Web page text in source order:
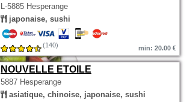
L-5885 Hesperange
japonaise, sushi
(140) min: 20.00 €
NOUVELLE ETOILE
5887 Hesperange
asiatique, chinoise, japonaise, sushi